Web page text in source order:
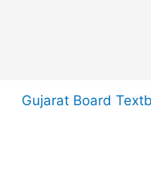
Gujarat Board